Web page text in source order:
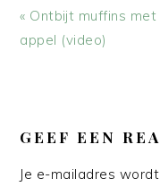
Vorig
bericht:
« Ontbijt muffins met
appel (video)
GEEF EEN
Je e-mailadres